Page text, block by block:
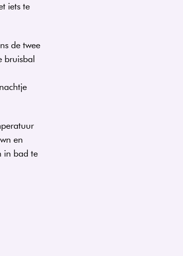
iets te
de twee
bruisbal
en
in bad te